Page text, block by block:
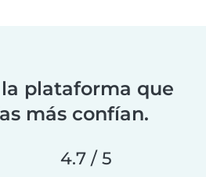
plataforma que
más confían.
4.7 / 5